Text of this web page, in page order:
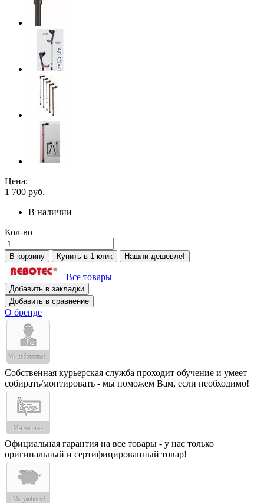
Цена:
1 700 руб.
В наличии
Кол-во
В корзину Купить в 1 клик Нашли дешевле!
Все товары
Добавить в закладки
Добавить в сравнение
О бренде
Собственная курьерская служба проходит обучение и умеет
собирать/монтировать - мы поможем Вам, если необходимо!
Официальная гарантия на все товары - у нас только
оригинальный и сертифицированный товар!